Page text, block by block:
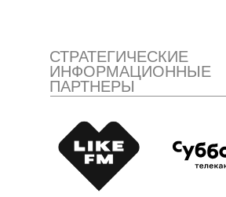
СТРАТЕГИЧЕСКИЕ
ИНФОРМАЦИОННЫЕ
ПАРТНЕРЫ